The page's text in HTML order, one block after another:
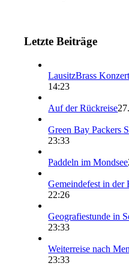
Letzte Beiträge
LausitzBrass
14:23
Auf der Rückreise
Green Bay Packers
23:33
Paddeln im Mondsee
Gemeindefest in der
22:26
Geografiestunde in
23:33
Weiterreise nach
23:33